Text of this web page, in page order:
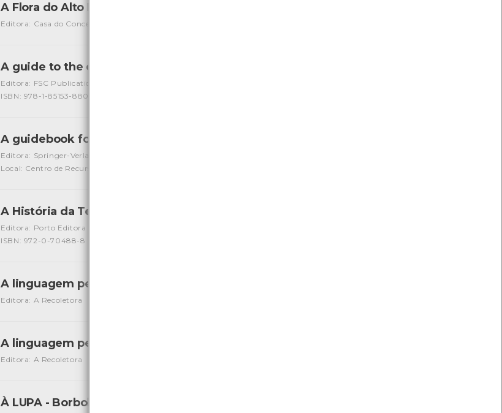
A Flora do Alto Minho
Editora: Casa do Concelho de Ponte de Lima
A guide to the caterpilars of the butterflies of Britain and Ireland
Editora: FSC Publications
ISBN: 978-1-85153-880-5
A guidebook for integrated Ecological
Editora: Springer-Verlag New York, Inc.
Local: Centro de Recursos do CMIA
A História da Terra, Geologia, Ecologia, Biologia
Editora: Porto Editora
ISBN: 972-0-70488-8
A linguagem perdida das plantas - 1 - Preâmbulo
Editora: A Recoletora
A linguagem perdida das plantas- 2 - Casos de estudo
Editora: A Recoletora
À LUPA - Borboletas: animais ímpares no mundo dos insetos; nº10 | ano III